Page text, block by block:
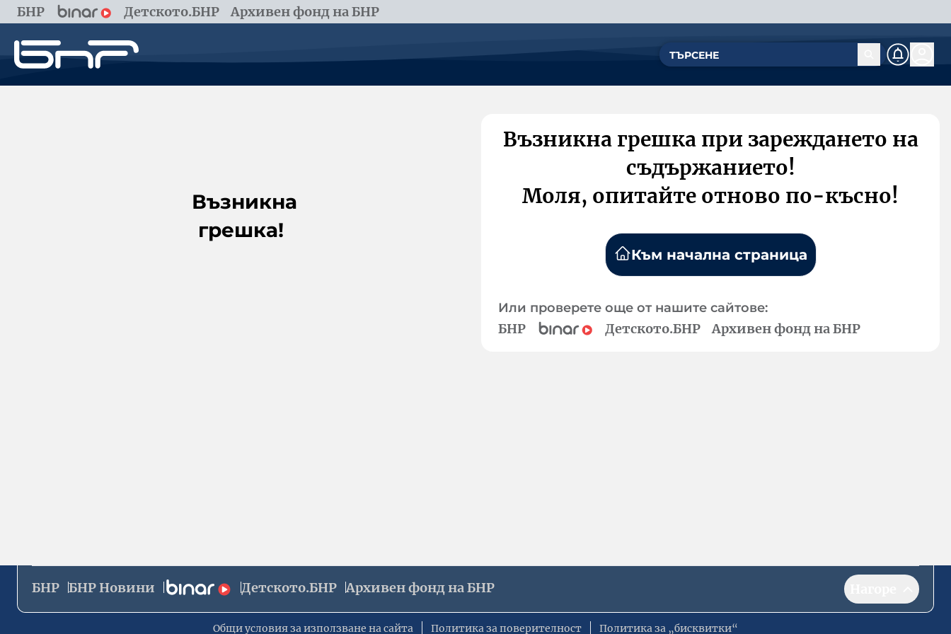
БНР Детското.БНР Архивен фонд на БНР
Възникна
грешка!
Възникна грешка при зареждането на
съдържанието!
Моля, опитайте отново по-късно!
Към начална страница
Или проверете още от нашите сайтове:
БНР Детското.БНР Архивен фонд на БНР
БНР БНР Новини Детското.БНР Архивен фонд на БНР
Общи условия за използване на сайта Политика за поверителност Политика за „бисквитки“